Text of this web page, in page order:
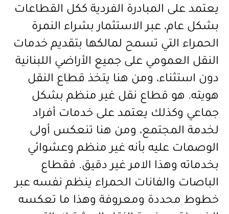
يعتمد على المبادرة الفردية ككل القطاعات
بشكل عام، عبر الاستثمار بشراء النمرة
الحمراء التي تسمح لمالكها بتقديم خدمات
النقل العمومي على جميع الأراضي اللبنانية
دون استثناء، ومن هنا يتخذ قطاع النقل
هويته. هو قطاع نقل غير منظم بشكل
جماعي وكذلك يعتمد على خدمات أفراد
لخدمة المجتمع، ومن هنا تنعكس أولى
الوصمات عليه بأنه غير منظم وعشوائي
بخدماته وهذا الامر غير دقيق. فقطاع
الباصات والفانات الحمراء ينظم نفسه عبر
خطوط محددة ومعروفة وهذا ما تعكسه